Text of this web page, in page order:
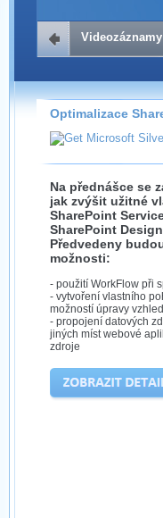
Záznamy na
přímo na
Silverlight
Stránka se
technologie
použít, abyste
možné kvalitě.
Víme, že občas
kde není
neumožňuje,
záznamů.
Velmi staré
ve formátu,
proto je ke
Optimalizace
Na přednášce se
jak zvýšit užitné
SharePoint
SharePoint
Předvedeny
možnosti:
- použití WorkFlow při
- vytvoření vlastního
možností úpravy
- propojení datových
jiných míst webové
zdroje